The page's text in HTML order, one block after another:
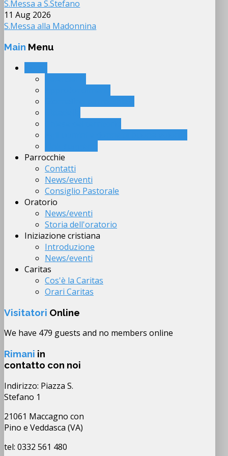
S.Messa a S.Stefano
11 Aug 2026
S.Messa alla Madonnina
Main Menu
Parrocchie
Contatti
News/eventi
Consiglio Pastorale
Oratorio
News/eventi
Storia dell'oratorio
Iniziazione cristiana
Introduzione
News/eventi
Caritas
Cos'è la Caritas
Orari Caritas
Visitatori Online
We have 479 guests and no members online
Rimani in
contatto con noi
Indirizzo: Piazza S.
Stefano 1
21061 Maccagno con
Pino e Veddasca (VA)
tel: 0332 561 480